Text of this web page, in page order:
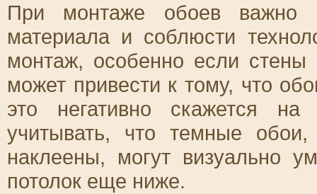
При монтаже обоев важно
материала и соблюсти
монтаж, особенно если
может привести к тому, что
это негативно скажется
учитывать, что темные
наклеены, могут визуально
потолок еще ниже.